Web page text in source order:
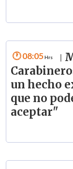
08:05
un hecho
que no
aceptar"